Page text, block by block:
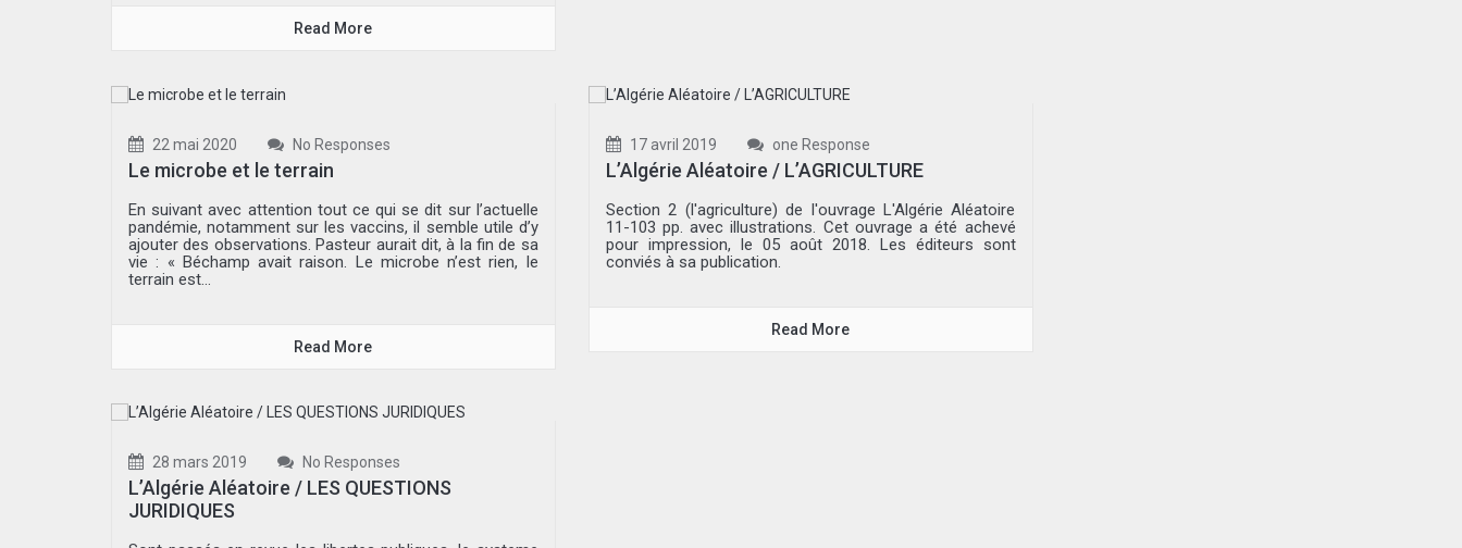
Read More
22 mai 2020 No Responses
Le microbe et le terrain
En suivant avec attention tout ce qui se dit sur l’actuelle
pandémie, notamment sur les vaccins, il semble utile d’y
ajouter des observations. Pasteur aurait dit, à la fin de sa
vie : « Béchamp avait raison. Le microbe n’est rien, le
terrain est...
Read More
17 avril 2019 one Response
L’Algérie Aléatoire / L’AGRICULTURE
Section 2 (l'agriculture) de l'ouvrage L'Algérie Aléatoire
11-103 pp. avec illustrations. Cet ouvrage a été achevé
pour impression, le 05 août 2018. Les éditeurs sont
conviés à sa publication.
Read More
28 mars 2019 No Responses
L’Algérie Aléatoire / LES QUESTIONS
JURIDIQUES